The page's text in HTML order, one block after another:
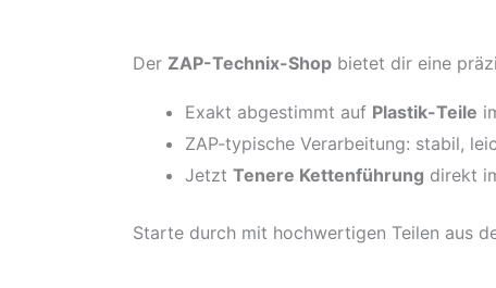
Der ZAP-Technix-Shop bietet dir eine
Exakt abgestimmt auf Plastik-Teile
ZAP-typische Verarbeitung: stabil,
Jetzt Tenere Kettenführung direkt
Starte durch mit hochwertigen Teilen aus